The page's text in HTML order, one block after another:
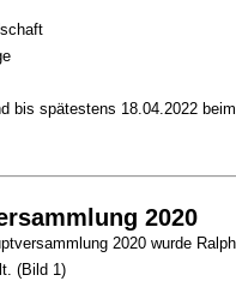
bis spätestens 18.04.2022
2020
2020 wurde
(Bild 1)